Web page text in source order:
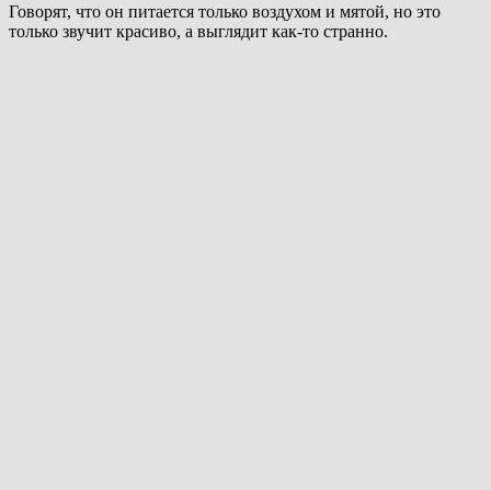
Говорят, что он питается только воздухом и мятой, но это
только звучит красиво, а выглядит как-то странно.